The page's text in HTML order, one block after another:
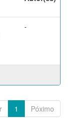
-
1 Póximo